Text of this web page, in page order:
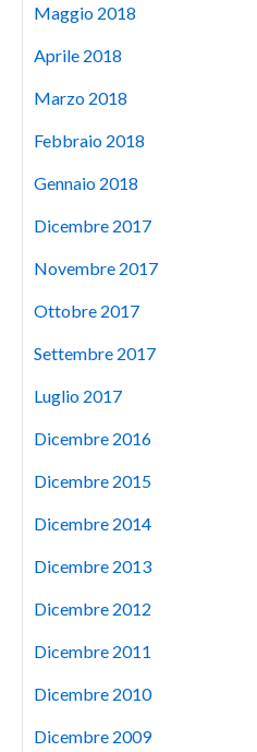
Maggio 2018
Aprile 2018
Marzo 2018
Febbraio 2018
Gennaio 2018
Dicembre 2017
Novembre 2017
Ottobre 2017
Settembre 2017
Luglio 2017
Dicembre 2016
Dicembre 2015
Dicembre 2014
Dicembre 2013
Dicembre 2012
Dicembre 2011
Dicembre 2010
Dicembre 2009